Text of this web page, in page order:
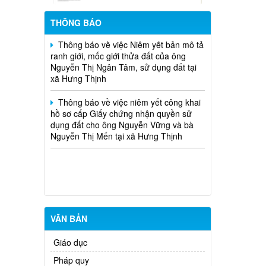
Thời gian đăng: 31/07/2026
lượt xem: 21 | lượt tải:10
13/NQ-TTHĐND
Nghị quyết về chương trình giám sát
của Thường trực Hội đồng nhân dân
xã Hưng Thịnh năm 2026
Thời gian đăng: 31/07/2026
lượt xem: 24 | lượt tải:15
01/2026/NQ-HĐND
Nghị quyết Ban hành Quy chế làm
việc của Hội đồng nhân dân, Thường
Thời gian đăng: 09/06/2026
lượt xem: 73 | lượt tải:36
12/NQ-HĐND
Nghị quyết về chương trình giám sát
THÔNG BÁO
Thông báo về việc Niêm yết bản mô tả
ranh giới, mốc giới thửa đất của ông
Nguyễn Thị Ngân Tâm, sử dụng đất tại
xã Hưng Thịnh
Thông báo về việc niêm yết công khai
hồ sơ cấp Giấy chứng nhận quyền sử
dụng đất cho ông Nguyễn Vững và bà
Nguyễn Thị Mến tại xã Hưng Thịnh
VĂN BẢN
Giáo dục
Pháp quy